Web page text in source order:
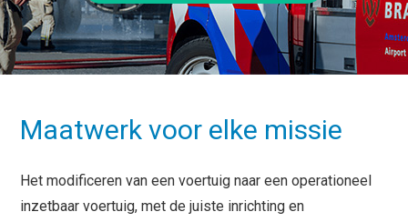
Maatwerk voor elke missie
Het modificeren van een voertuig naar een operationeel
inzetbaar voertuig, met de juiste inrichting en